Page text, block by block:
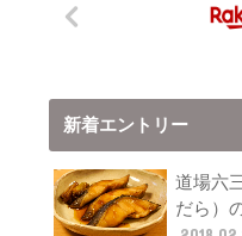
新着エントリー
道場六
だら）